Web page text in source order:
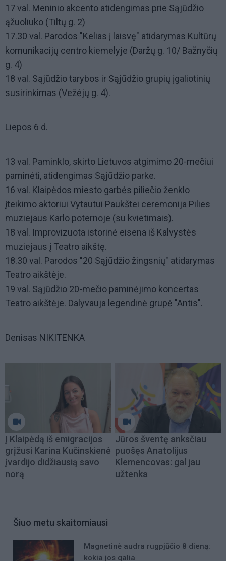
17 val. Meninio akcento atidengimas prie Sąjūdžio
ąžuoliuko (Tiltų g. 2)
17.30 val. Parodos "Kelias į laisvę" atidarymas Kultūrų
komunikacijų centro kiemelyje (Daržų g. 10/ Bažnyčių
g. 4)
18 val. Sąjūdžio tarybos ir Sąjūdžio grupių įgaliotinių
susirinkimas (Vežėjų g. 4).
Liepos 6 d.
13 val. Paminklo, skirto Lietuvos atgimimo 20-mečiui
paminėti, atidengimas Sąjūdžio parke.
16 val. Klaipėdos miesto garbės piliečio ženklo
įteikimo aktoriui Vytautui Paukštei ceremonija Pilies
muziejaus Karlo poternoje (su kvietimais).
18 val. Improvizuota istorinė eisena iš Kalvystės
muziejaus į Teatro aikštę.
18.30 val. Parodos "20 Sąjūdžio žingsnių" atidarymas
Teatro aikštėje.
19 val. Sąjūdžio 20-mečio paminėjimo koncertas
Teatro aikštėje. Dalyvauja legendinė grupė "Antis".
Denisas NIKITENKA
Į Klaipėdą iš emigracijos
grįžusi Karina Kučinskienė
įvardijo didžiausią savo
norą
Jūros šventę anksčiau
puošęs Anatolijus
Klemencovas: gal jau
užtenka
Šiuo metu skaitomiausi
Magnetinė audra rugpjūčio 8 dieną:
kokia jos galia